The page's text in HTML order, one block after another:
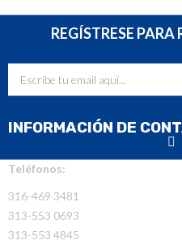
REGÍSTRESE
INFORMACIÓN DE
Teléfonos:
316-469 3481
313-553 0693
313-553 4845